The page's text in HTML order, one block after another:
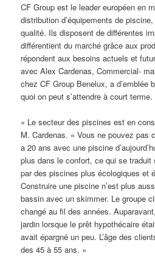
CF Group est le leader européen en
distribution d’équipements de
qualité. Ils disposent de différentes
différentient du marché grâce aux
répondent aux besoins actuels et
avec Alex Cardenas, Commercial-
chez CF Group Benelux, a d’emblée
quoi on peut s’attendre à court terme.
« Le secteur des piscines est en
M. Cardenas. « Vous ne pouvez pas
a 20 ans avec une piscine
plus dans le confort, ce qui se traduit
par des piscines plus écologiques et
Construire une piscine n’est plus
bassin avec un skimmer. Le groupe
changé au fil des années.
jardin lorsque le prêt hypothécaire
avait épargné un peu. L’âge des
des 45 à 55 ans. »